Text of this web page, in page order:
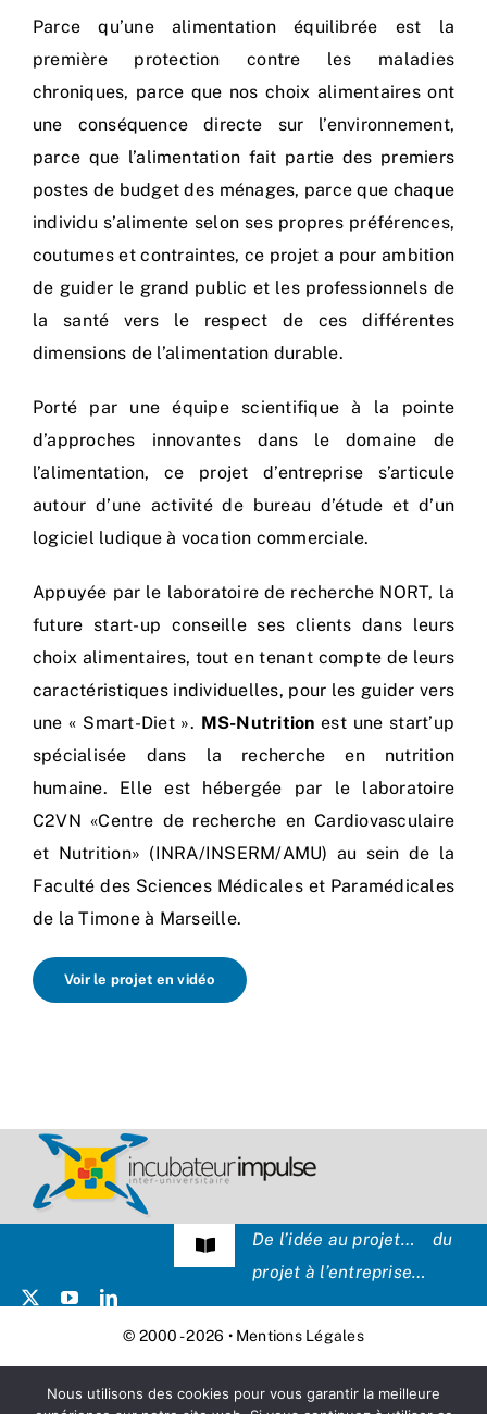
Parce qu’une alimentation équilibrée est la
première protection contre les maladies
chroniques, parce que nos choix alimentaires ont
une conséquence directe sur l’environnement,
parce que l’alimentation fait partie des premiers
postes de budget des ménages, parce que chaque
individu s’alimente selon ses propres préférences,
coutumes et contraintes, ce projet a pour ambition
de guider le grand public et les professionnels de
la santé vers le respect de ces différentes
dimensions de l’alimentation durable.
Porté par une équipe scientifique à la pointe
d’approches innovantes dans le domaine de
l’alimentation, ce projet d’entreprise s’articule
autour d’une activité de bureau d’étude et d’un
logiciel ludique à vocation commerciale.
Appuyée par le laboratoire de recherche NORT, la
future start-up conseille ses clients dans leurs
choix alimentaires, tout en tenant compte de leurs
caractéristiques individuelles, pour les guider vers
une « Smart-Diet ». MS-Nutrition est une start’up
spécialisée dans la recherche en nutrition
humaine. Elle est hébergée par le laboratoire
C2VN «Centre de recherche en Cardiovasculaire
et Nutrition» (INRA/INSERM/AMU) au sein de la
Faculté des Sciences Médicales et Paramédicales
de la Timone à Marseille.
Voir le projet en vidéo
Navigation
Témoignages
De l’idée au projet… du
projet à l’entreprise…
© 2000 - 2026 • Mentions Légales
Nous utilisons des cookies pour vous garantir la meilleure